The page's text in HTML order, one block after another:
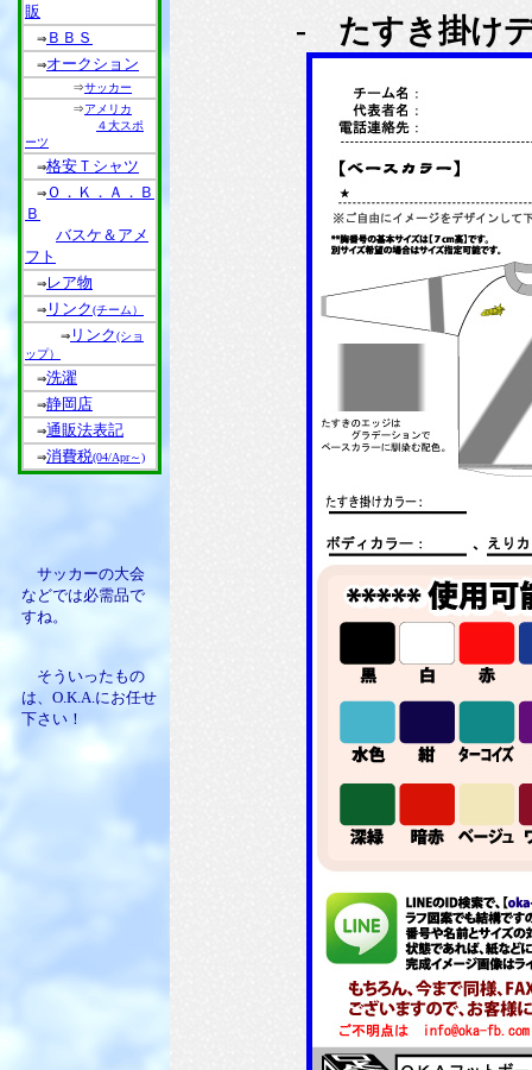
販
⇒ ＢＢＳ
⇒オークション
⇒サッカー
⇒アメリカ
４大スポ
ーツ
⇒格安Ｔシャツ
⇒Ｏ．Ｋ．Ａ．Ｂ
Ｂ
バスケ＆アメ
フト
⇒レア物
⇒ リンク(チーム）
⇒ リンク(ショ
ップ）
⇒洗濯
⇒静岡店
⇒通販法表記
⇒消費税(04/Apr～)
サッカーの大会
などでは必需品で
すね。
そういったもの
は、O.K.A.にお任せ
下さい！
- たすき掛け